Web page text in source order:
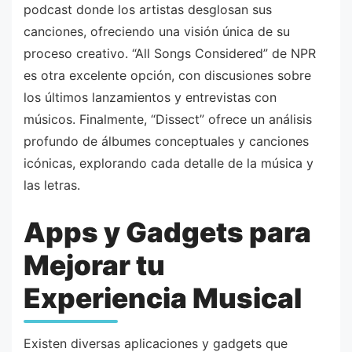
podcast donde los artistas desglosan sus
canciones, ofreciendo una visión única de su
proceso creativo. “All Songs Considered” de NPR
es otra excelente opción, con discusiones sobre
los últimos lanzamientos y entrevistas con
músicos. Finalmente, “Dissect” ofrece un análisis
profundo de álbumes conceptuales y canciones
icónicas, explorando cada detalle de la música y
las letras.
Apps y Gadgets para
Mejorar tu
Experiencia Musical
Existen diversas aplicaciones y gadgets que